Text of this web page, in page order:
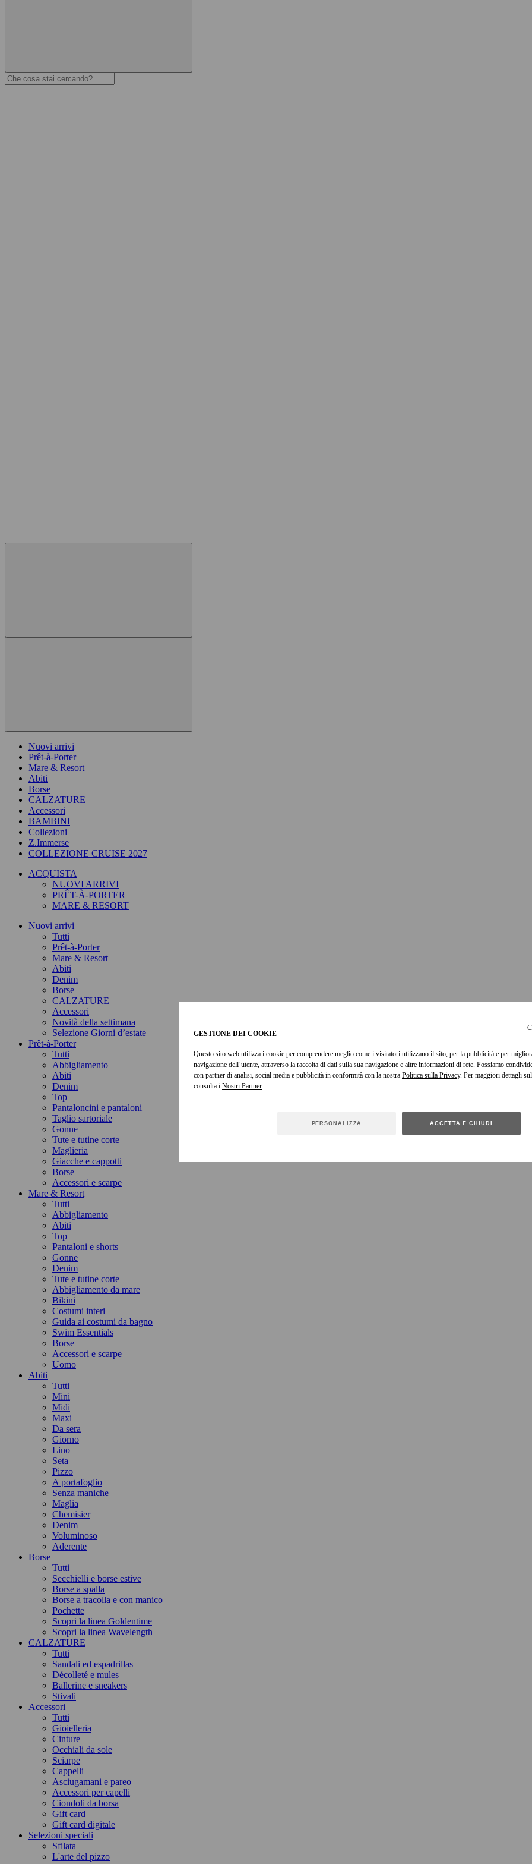
GESTIONE DEI COOKIE
Questo sito web utilizza i cookie per comprendere meglio come i visitatori utilizzano il sito, per la pubblicità e per
navigazione dell’utente, attraverso la raccolta di dati sulla sua navigazione e altre informazioni di rete. Possiamo
con partner di analisi, social media e pubblicità in conformità con la nostra Politica sulla Privacy. Per maggiori dettagli
consulta i
PERSONALIZZA ACCETTA E CHIUDI
Nuovi arrivi
Prêt-à-Porter
Mare & Resort
Abiti
Borse
CALZATURE
Accessori
BAMBINI
Collezioni
Z.Immerse
COLLEZIONE CRUISE 2027
ACQUISTA
NUOVI ARRIVI
PRÊT-À-PORTER
MARE & RESORT
Nuovi arrivi
Tutti
Prêt-à-Porter
Mare & Resort
Abiti
Denim
Borse
CALZATURE
Accessori
Novità della settimana
Selezione Giorni d’estate
Prêt-à-Porter
Tutti
Abbigliamento
Abiti
Denim
Top
Pantaloncini e pantaloni
Taglio sartoriale
Gonne
Tute e tutine corte
Maglieria
Giacche e cappotti
Borse
Accessori e scarpe
Mare & Resort
Tutti
Abbigliamento
Abiti
Top
Pantaloni e shorts
Gonne
Denim
Tute e tutine corte
Abbigliamento da mare
Bikini
Costumi interi
Guida ai costumi da bagno
Swim Essentials
Borse
Accessori e scarpe
Uomo
Abiti
Tutti
Mini
Midi
Maxi
Da sera
Giorno
Lino
Seta
Pizzo
A portafoglio
Senza maniche
Maglia
Chemisier
Denim
Voluminoso
Aderente
Borse
Tutti
Secchielli e borse estive
Borse a spalla
Borse a tracolla e con manico
Pochette
Scopri la linea Goldentime
Scopri la linea Wavelength
CALZATURE
Tutti
Sandali ed espadrillas
Décolleté e mules
Ballerine e sneakers
Stivali
Accessori
Tutti
Gioielleria
Cinture
Occhiali da sole
Sciarpe
Cappelli
Asciugamani e pareo
Accessori per capelli
Ciondoli da borsa
Gift card
Gift card digitale
Selezioni speciali
Sfilata
L'arte del pizzo